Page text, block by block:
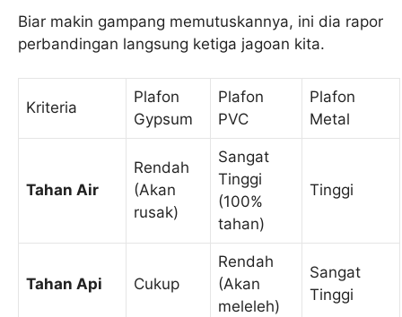
Biar makin gampang memutuskannya, ini dia rapor
perbandingan langsung ketiga jagoan kita.
Kriteria
Plafon
Gypsum
Plafon
PVC
Plafon
Metal
Tahan Air
Rendah
(Akan
rusak)
Sangat
Tinggi
(100%
tahan)
Tinggi
Tahan Api Cukup
Rendah
(Akan
meleleh)
Sangat
Tinggi